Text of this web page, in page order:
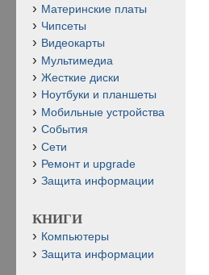
Материнские платы
Чипсеты
Видеокарты
Мультимедиа
Жесткие диски
Ноутбуки и планшеты
Мобильные устройства
События
Сети
Ремонт и upgrade
Защита информации
КНИГИ
Компьютеры
Защита информации